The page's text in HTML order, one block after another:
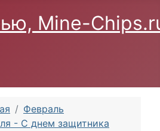
Февраль
- С днем защитника